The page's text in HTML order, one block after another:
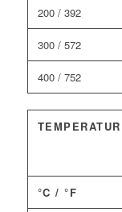
200 / 392
300 / 572
400 / 752
TEMPERATUR
°C / °F